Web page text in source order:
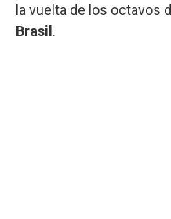
la vuelta de los octavos
Brasil .